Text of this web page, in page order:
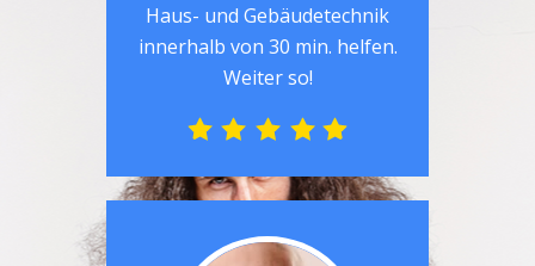
Haus- und Gebäudetechnik
innerhalb von 30 min. helfen.
Weiter so!